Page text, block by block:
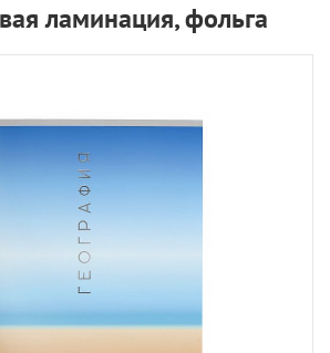
ламинация, фольга